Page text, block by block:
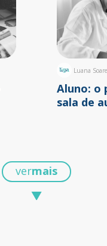
Luana
Aluno: o
sala de
vermais